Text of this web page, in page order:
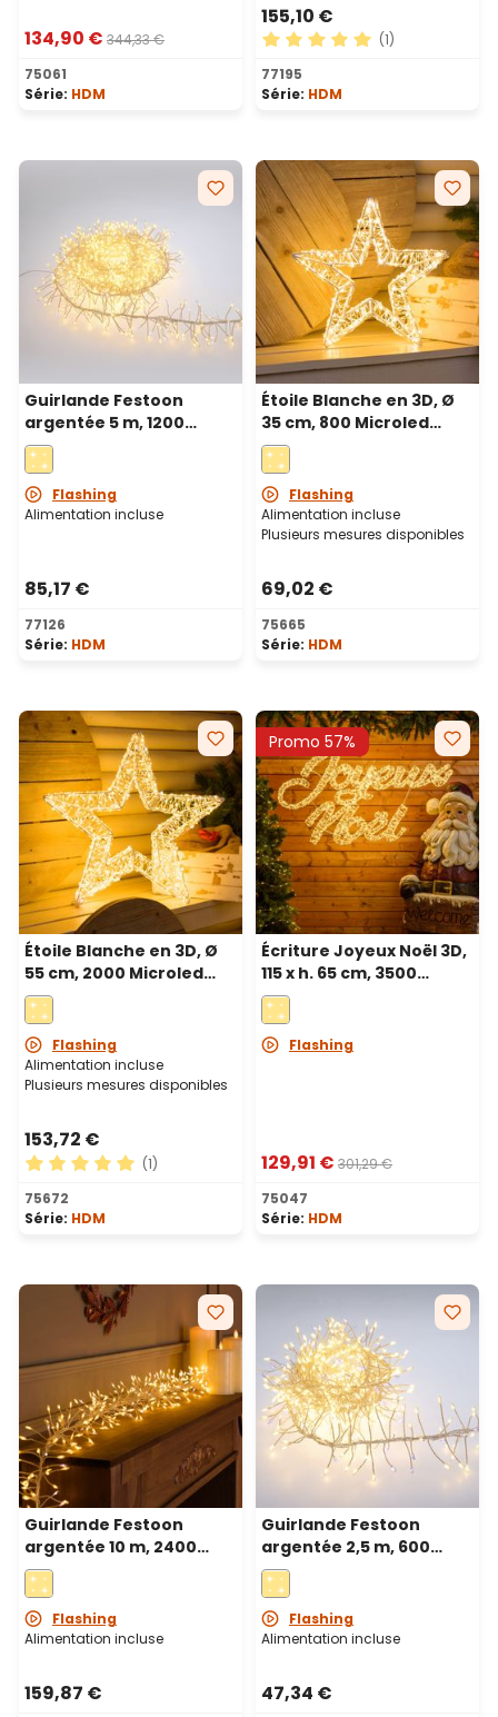
134,90 € 344,33 €
75061
Série: HDM
155,10 €
Note moyenne de 5 sur 5
(1)
77195
Série: HDM
Guirlande Festoon
argentée 5 m, 1200
microled blanc chaud et
blanc froid, haute
densité
Flashing
Alimentation incluse
85,17 €
77126
Série: HDM
Étoile Blanche en 3D, Ø
35 cm, 800 Microled
haute densité blanc
chaud et froid,
utilisation en intérieur
Flashing
Alimentation incluse
Plusieurs mesures disponibles
69,02 €
75665
Série: HDM
Étoile Blanche en 3D, Ø
55 cm, 2000 Microled
haute densité blanc
chaud et froid,
utilisation en intérieur
Flashing
Alimentation incluse
Plusieurs mesures disponibles
153,72 €
Note moyenne de 5 sur 5 étoiles
(1)
75672
Série: HDM
Promo 57%
Écriture Joyeux Noël 3D,
115 x h. 65 cm, 3500
microled blanc chaud et
blanc froid, extérieur
Flashing
129,91 € 301,29 €
75047
Série: HDM
Guirlande Festoon
argentée 10 m, 2400
microled blanc chaud et
blanc froid, haute
densité
Flashing
Alimentation incluse
159,87 €
Guirlande Festoon
argentée 2,5 m, 600
microled blanc chaud et
blanc froid, haute
densité
Flashing
Alimentation incluse
47,34 €